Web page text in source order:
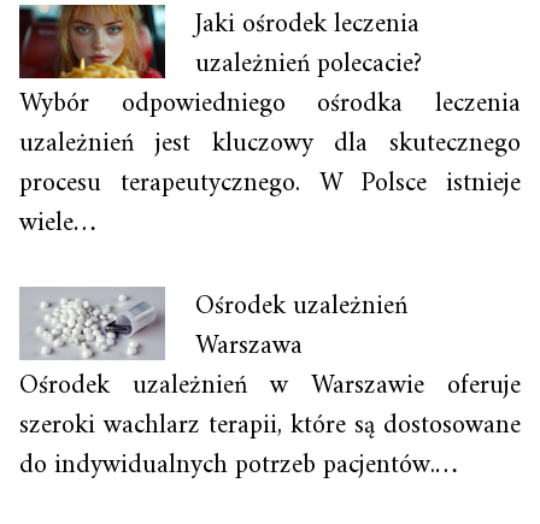
Jaki ośrodek leczenia
uzależnień polecacie?
Wybór odpowiedniego ośrodka leczenia
uzależnień jest kluczowy dla skutecznego
procesu terapeutycznego. W Polsce istnieje
wiele…
Ośrodek uzależnień
Warszawa
Ośrodek uzależnień w Warszawie oferuje
szeroki wachlarz terapii, które są dostosowane
do indywidualnych potrzeb pacjentów.…